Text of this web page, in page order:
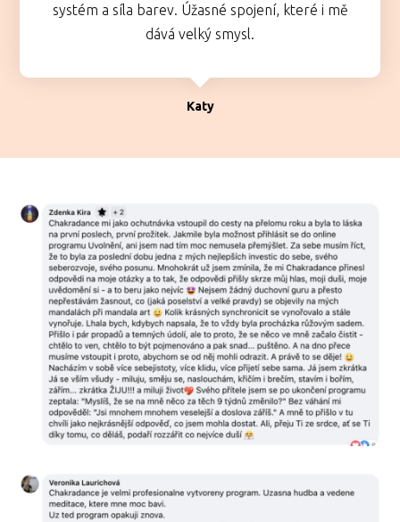
systém a síla barev. Úžasné spojení, které i mě
dává velký smysl.
Katy